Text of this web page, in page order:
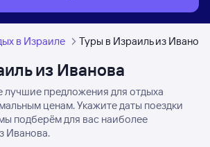
в Израиле Туры в Израиль из Иванова
из Иванова
лучшие предложения для отдыха
ценам. Укажите даты поездки
подберём для вас наиболее
Иванова.